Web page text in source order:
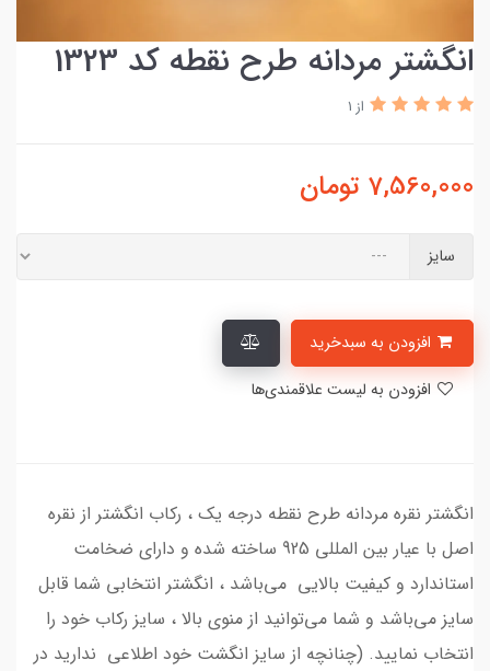
انگشتر مردانه طرح نقطه کد 1323
از 1
7,560,000 تومان
سایز
انگشتر نقره مردانه طرح نقطه درجه یک ، رکاب انگشتر از نقره
اصل با عیار بین المللی 925 ساخته شده و دارای ضخامت
استاندارد و کیفیت بالایی می‌باشد ، انگشتر انتخابی شما قابل
سایز می‌باشد و شما می‌توانید از منوی بالا ، سایز رکاب خود را
انتخاب نمایید. (چنانچه از سایز انگشت خود اطلاعی ندارید در